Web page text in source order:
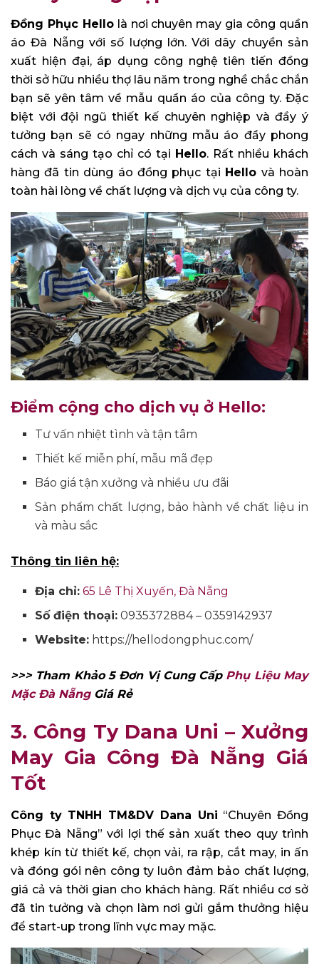
Đồng Phục Hellolà nơi chuyên may gia công quần
áo Đà Nẵng với số lượng lớn. Với dây chuyền sản
xuất hiện đại, áp dụng công nghệ tiên tiến đồng
thời sở hữu nhiều thợ lâu năm trong nghề chắc chắn
bạn sẽ yên tâm về mẫu quần áo của công ty. Đặc
biệt với đội ngũ thiết kế chuyên nghiệp và đầy ý
tưởng bạn sẽ có ngay những mẫu áo đầy phong
cách và sáng tạo chỉ có tại Hello. Rất nhiều khách
hàng đã tin dùng áo đồng phục tại Hello và hoàn
toàn hài lòng về chất lượng và dịch vụ của công ty.
Điểm cộng cho dịch vụ ở Hello:
Tư vấn nhiệt tình và tận tâm
Thiết kế miễn phí, mẫu mã đẹp
Báo giá tận xưởng và nhiều ưu đãi
Sản phẩm chất lượng, bảo hành về chất liệu in
và màu sắc
Thông tin liên hệ:
Địa chỉ: 65 Lê Thị Xuyến, Đà Nẵng
Số điện thoại: 0935372884 – 0359142937
Website: https://hellodongphuc.com/
>>> Tham Khảo 5 Đơn Vị Cung Cấp Phụ Liệu May
Mặc Đà NẵngGiá Rẻ
3. Công Ty Dana Uni – Xưởng
May Gia Công Đà Nẵng Giá
Tốt
Công ty TNHH TM&DV Dana Uni “Chuyên Đồng
Phục Đà Nẵng” với lợi thế sản xuất theo quy trình
khép kín từ thiết kế, chọn vải, ra rập, cắt may, in ấn
và đóng gói nên công ty luôn đảm bảo chất lượng,
giá cả và thời gian cho khách hàng. Rất nhiều cơ sở
đã tin tưởng và chọn làm nơi gửi gắm thưởng hiệu
để start-up trong lĩnh vực may mặc.